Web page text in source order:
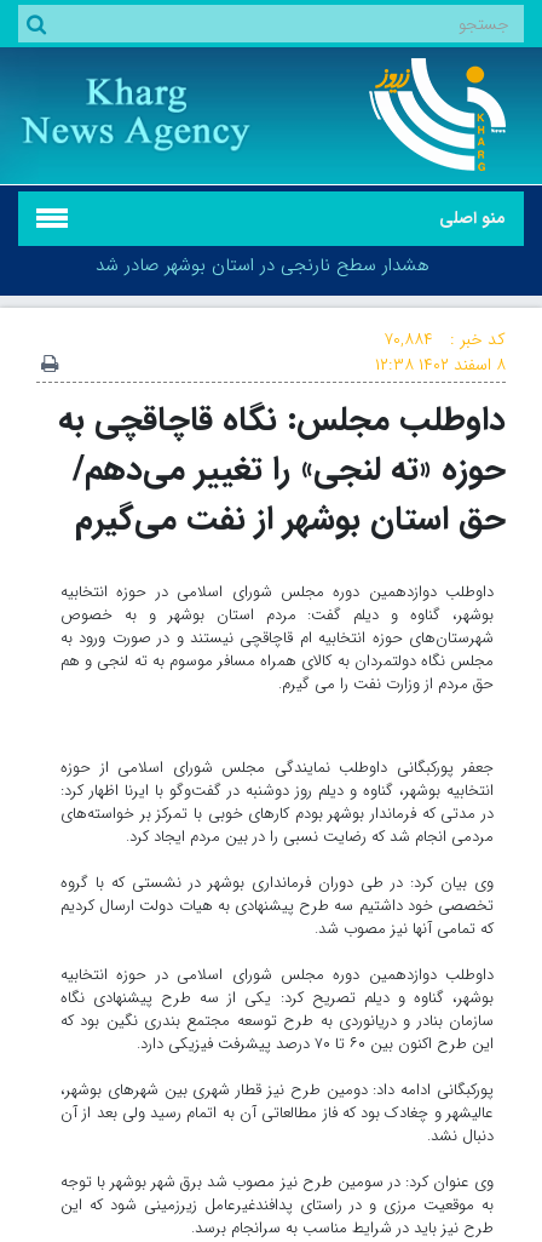
منو اصلی
هشدار سطح نارنجی در استان بوشهر صادر شد
هشدار سطح نارنجی در استان بوشهر صادر شد
کد خبر :
۷۰,۸۸۴
۸ اسفند ۱۴۰۲
۱۲:۳۸
داوطلب مجلس: نگاه قاچاقچی به
حوزه «ته لنجی» را تغییر می‌دهم/
حق استان بوشهر از نفت می‌گیرم
داوطلب دوازدهمین دوره مجلس شورای اسلامی در حوزه انتخابیه
بوشهر، گناوه و دیلم گفت: مردم استان بوشهر و به خصوص
شهرستان‌های حوزه انتخابیه ام قاچاقچی نیستند و در صورت ورود به
مجلس نگاه دولتمردان به کالای همراه مسافر موسوم به ته لنجی و هم
حق مردم از وزارت نفت را می گیرم.
جعفر پورکبگانی داوطلب نمایندگی مجلس شورای اسلامی از حوزه
انتخابیه بوشهر، گناوه و دیلم روز دوشنبه در گفت‌وگو با ایرنا اظهار کرد:
در مدتی که فرماندار بوشهر بودم کارهای خوبی با تمرکز بر خواسته‌های
مردمی انجام شد که رضایت نسبی را در بین مردم ایجاد کرد.
وی بیان کرد: در طی دوران فرمانداری بوشهر در نشستی که با گروه
تخصصی خود داشتیم سه طرح پیشنهادی به هیات دولت ارسال کردیم
که تمامی آنها نیز مصوب شد.
داوطلب دوازدهمین دوره مجلس شورای اسلامی در حوزه انتخابیه
بوشهر، گناوه و دیلم تصریح کرد: یکی از سه طرح پیشنهادی نگاه
سازمان بنادر و دریانوردی به طرح توسعه مجتمع بندری نگین بود که
این طرح اکنون بین ۶۰ تا ۷۰ درصد پیشرفت فیزیکی دارد.
پورکبگانی ادامه داد: دومین طرح نیز قطار شهری بین شهرهای بوشهر،
عالیشهر و چغادک بود که فاز مطالعاتی آن به اتمام رسید ولی بعد از آن
دنبال نشد.
وی عنوان کرد: در سومین طرح نیز مصوب شد برق شهر بوشهر با توجه
به موقعیت مرزی و در راستای پدافندغیرعامل زیرزمینی شود که این
طرح نیز باید در شرایط مناسب به سرانجام برسد.